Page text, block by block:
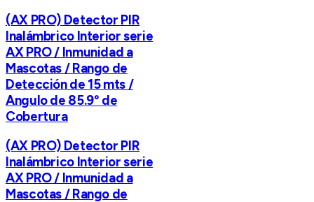
(AX PRO) Detector PIR
Inalámbrico Interior serie
AX PRO / Inmunidad a
Mascotas / Rango de
Detección de 15 mts /
Angulo de 85.9° de
Cobertura
(AX PRO) Detector PIR
Inalámbrico Interior serie
AX PRO / Inmunidad a
Mascotas / Rango de